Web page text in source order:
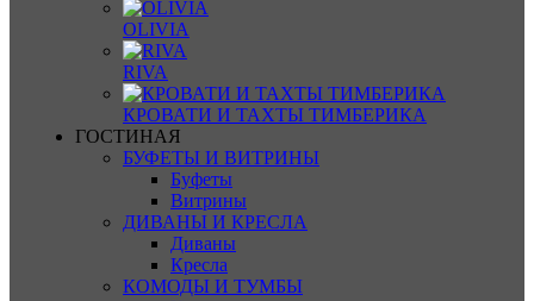
OLIVIA
RIVA
КРОВАТИ И ТАХТЫ ТИМБЕРИКА
ГОСТИНАЯ
БУФЕТЫ И ВИТРИНЫ
Буфеты
Витрины
ДИВАНЫ И КРЕСЛА
Диваны
Кресла
КОМОДЫ И ТУМБЫ